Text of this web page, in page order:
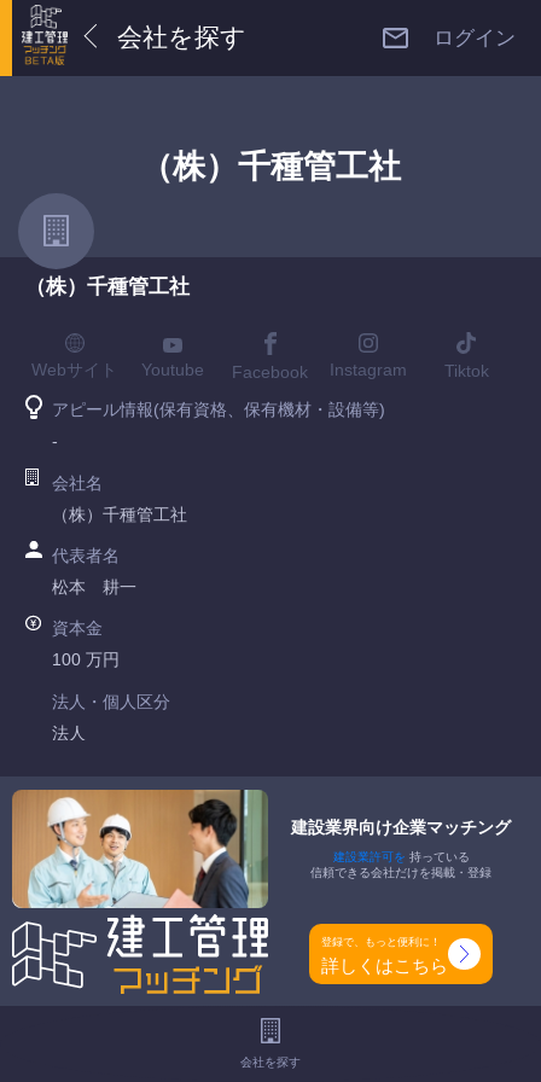
会社を探す ログイン
（株）千種管工社
（株）千種管工社
Webサイト Youtube Facebook Instagram Tiktok
アピール情報(保有資格、保有機材・設備等)
-
会社名
（株）千種管工社
代表者名
松本 耕一
資本金
100 万円
法人・個人区分
法人
許可番号
千葉県知事許可 第055396号
特定建設業
-
一般建設業
土木一式工事業 とび・土木工事業 石工事業 管工事業 鋼構造
物工事業 舗装工事業 しゆんせつ工事業 水道施設工事業
建設業界向け企業マッチング
建設業許可を 持っている
信頼できる会社だけを掲載・登録
登録で、もっと便利に！
詳しくはこちら
会社を探す